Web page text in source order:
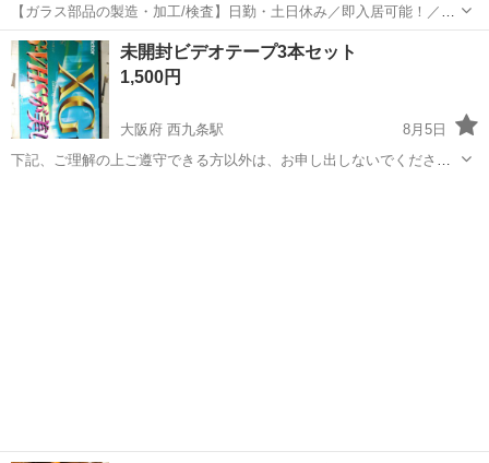
【ガラス部品の製造・加工/検査】日勤・土日休み／即入居可能！／伊
豆でのんびりライフ♪ ガラス部品の製造・加工/検査 【株式会社平山で
の正社員採用（無期雇用派遣）となります】 「2人で同じ職場で働き
たい」 「仕事も休みも一...
静岡 伊東市 その他
未開封ビデオテープ3本セット
1,500円
大阪府 西九条駅
8月5日
下記、ご理解の上ご遵守できる方以外は、お申し出しないでくださ